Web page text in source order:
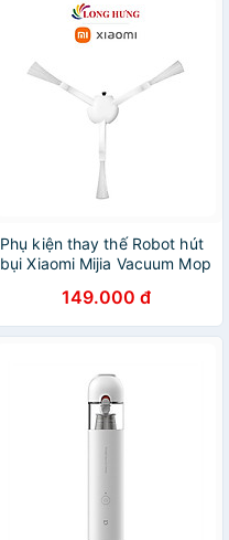
Phụ kiện thay thế Robot hút
bụi Xiaomi Mijia Vacuum Mop
149.000 đ